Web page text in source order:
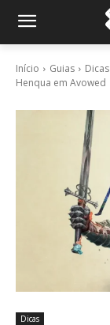
Início Guias Dicas
Henqua em Avowed
Dicas